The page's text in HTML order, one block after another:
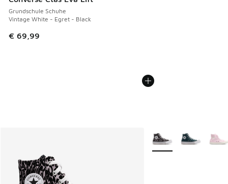
Grundschule Schuhe
Vintage White - Egret - Black
€ 69,99
Weitere Farben